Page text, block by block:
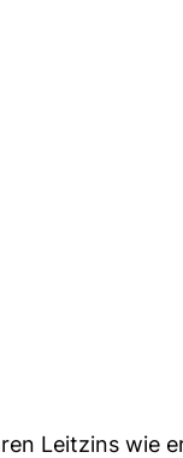
Leitzins wie